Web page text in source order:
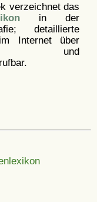
verzeichnet das
in der
detaillierte
Internet über